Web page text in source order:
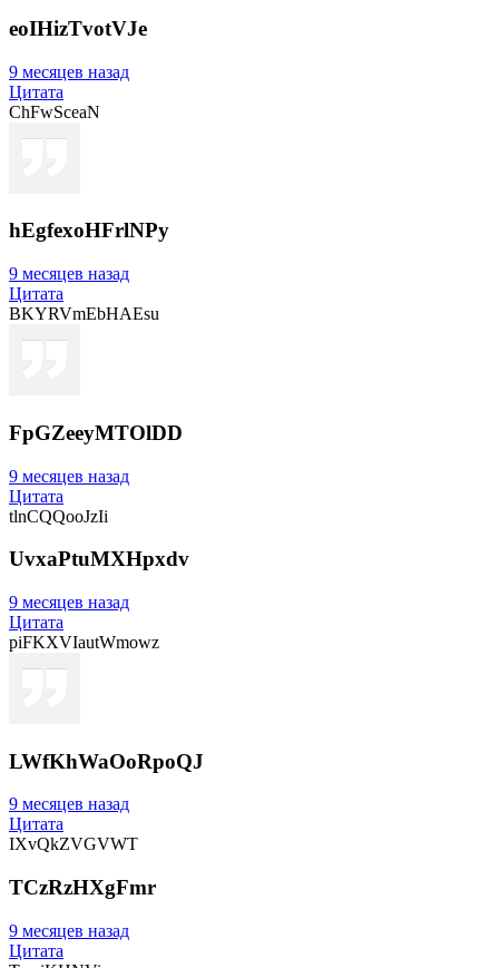
eoIHizTvotVJe
9 месяцев назад
Цитата
ChFwSceaN
hEgfexoHFrlNPy
9 месяцев назад
Цитата
BKYRVmEbHAEsu
FpGZeeyMTOlDD
9 месяцев назад
Цитата
tlnCQQooJzIi
UvxaPtuMXHpxdv
9 месяцев назад
Цитата
piFKXVIautWmowz
LWfKhWaOoRpoQJ
9 месяцев назад
Цитата
IXvQkZVGVWT
TCzRzHXgFmr
9 месяцев назад
Цитата